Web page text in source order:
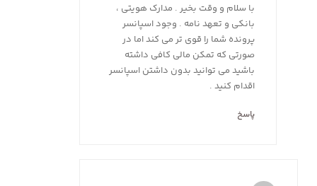
با سلام و وقت بخیر . مدارک هویتی ،
بانکی و تعهد نامه . وجود اسپانسر
پرونده شما را قوی تر می کند اما در
صورتی که تمکن مالی کافی داشته
باشید می توانید بدون داشتن اسپانسر
اقدام کنید .
پاسخ